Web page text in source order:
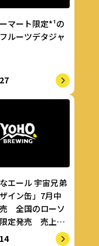
マート限定*¹の
ルーツデタジャ
なエール 宇宙兄弟
イン缶」7月中
全国のローソ
定発売 売上の
治療研究費とし